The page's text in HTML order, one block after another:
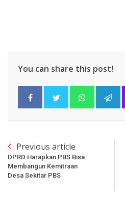
You can share this post!
Previous article
DPRD Harapkan PBS Bisa
Membangun Kemitraan
Desa Sekitar PBS